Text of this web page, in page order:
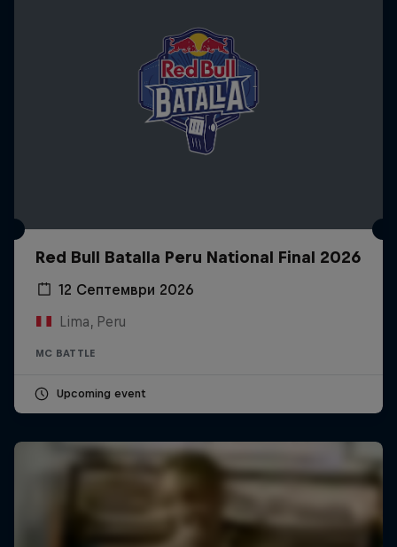
Red Bull Batalla Peru National Final 2026
12 Септември 2026
Lima, Peru
MC BATTLE
Upcoming event